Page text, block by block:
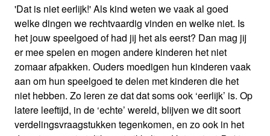
'Dat is niet eerlijk!' Als kind weten we vaak al goed
welke dingen we rechtvaardig vinden en welke niet. Is
het jouw speelgoed of had jij het als eerst? Dan mag jij
er mee spelen en mogen andere kinderen het niet
zomaar afpakken. Ouders moedigen hun kinderen vaak
aan om hun speelgoed te delen met kinderen die het
niet hebben. Zo leren ze dat dat soms ook ‘eerlijk’ is. Op
latere leeftijd, in de ‘echte’ wereld, blijven we dit soort
verdelingsvraagstukken tegenkomen, en zo ook in het